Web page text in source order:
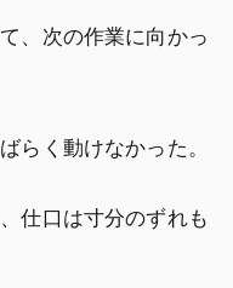
、次の作業に向かっ
らく動けなかった。
仕口は寸分のずれも